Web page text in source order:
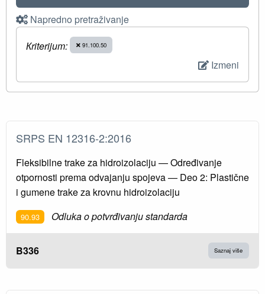
Napredno pretraživanje
Кriterijum:
91.100.50
Izmeni
SRPS EN 12316-2:2016
Fleksibilne trake za hidroizolaciju — Određivanje
otpornosti prema odvajanju spojeva — Deo 2: Plastične
i gumene trake za krovnu hidroizolaciju
90.93 Odluka o potvrđivanju standarda
B336 Saznaj više